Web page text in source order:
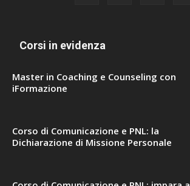
Corsi in evidenza
Master in Coaching e Counseling con
iFormazione
Corso di Comunicazione e PNL: la
Dichiarazione di Missione Personale